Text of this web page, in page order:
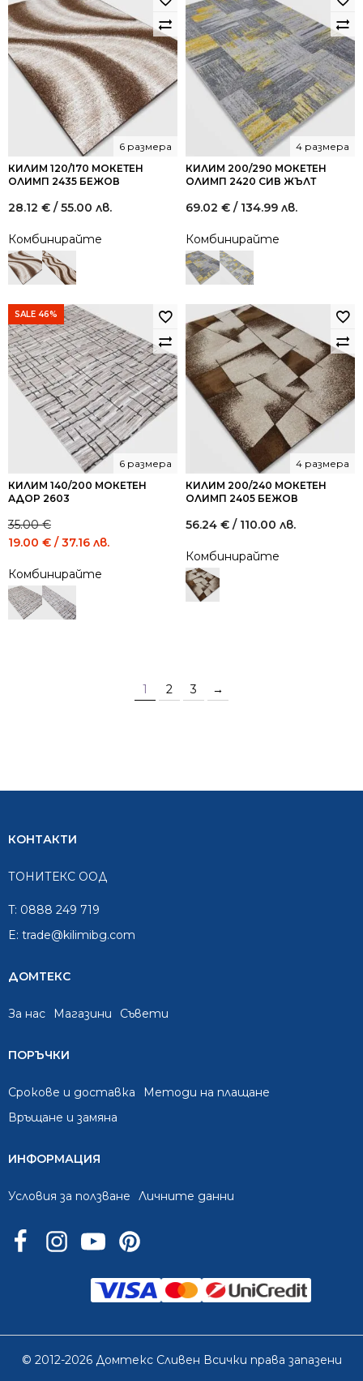
КИЛИМ 120/170 МОКЕТЕН
ОЛИМП 2435 БЕЖОВ
6 размера
28.12 € / 55.00 лв.
Комбинирайте
КИЛИМ 200/290 МОКЕТЕН
ОЛИМП 2420 СИВ ЖЪЛТ
4 размера
69.02 € / 134.99 лв.
Комбинирайте
SALE 46%
КИЛИМ 140/200 МОКЕТЕН
АДОР 2603
6 размера
35.00€
Original
was:
35.00 €
/
19.00 € / 37.16 лв.
Комбинирайте
КИЛИМ 200/240 МОКЕТЕН
ОЛИМП 2405 БЕЖОВ
4 размера
56.24 € / 110.00 лв.
Комбинирайте
1 2 3 →
КОНТАКТИ
ТОНИТЕКС ООД
T: 0888 249 719
E: trade@kilimibg.com
ДОМТЕКС
За нас Mагазини Съвети
ПОРЪЧКИ
Срокове и доставка
Методи на плащане
Връщане и замяна
ИНФОРМАЦИЯ
Условия за ползване Личните данни
© 2012-2026 Домтекс Сливен Всички права запазени